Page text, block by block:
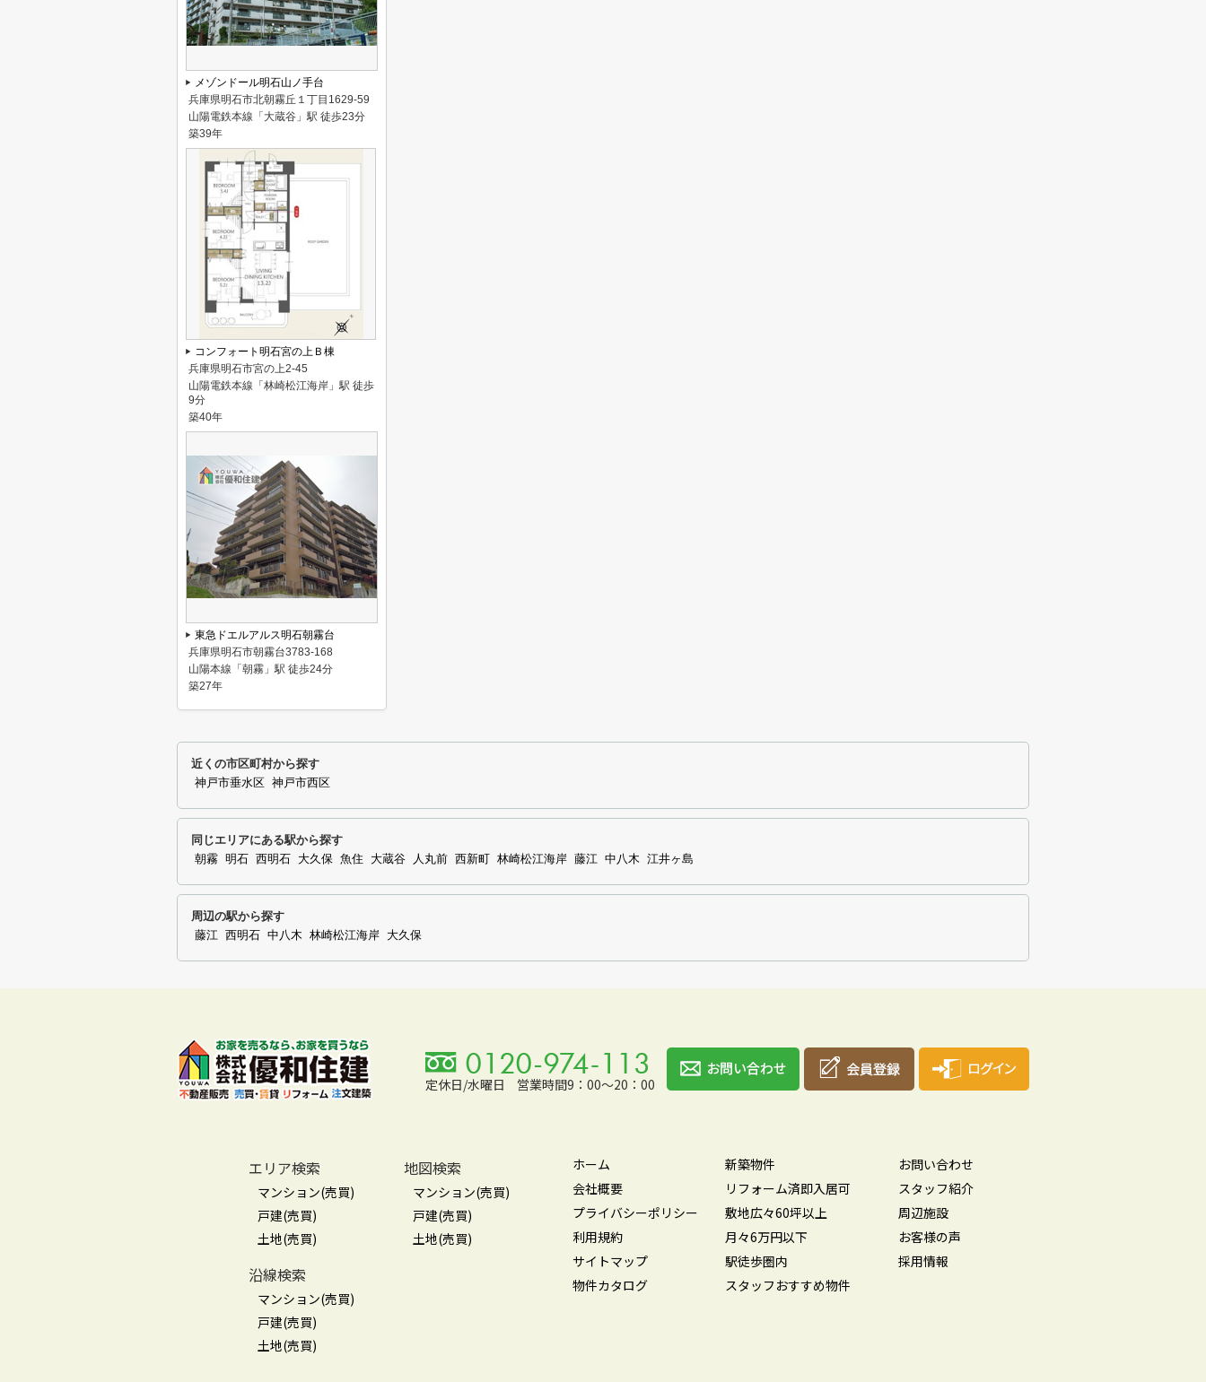
メゾンドール明石山ノ手台
兵庫県明石市北朝霧丘１丁目1629-59
山陽電鉄本線「大蔵谷」駅 徒歩23分
築39年
コンフォート明石宮の上Ｂ棟
兵庫県明石市宮の上2-45
山陽電鉄本線「林崎松江海岸」駅 徒歩
9分
築40年
東急ドエルアルス明石朝霧台
兵庫県明石市朝霧台3783-168
山陽本線「朝霧」駅 徒歩24分
築27年
近くの市区町村から探す
神戸市垂水区 神戸市西区
同じエリアにある駅から探す
朝霧 明石 西明石 大久保 魚住 大蔵谷 人丸前 西新町 林崎松江海岸 藤江 中八木 江井ヶ島
周辺の駅から探す
藤江 西明石 中八木 林崎松江海岸 大久保
定休日/水曜日 営業時間9：00～20：00
エリア検索
マンション(売買)
戸建(売買)
土地(売買)
沿線検索
マンション(売買)
戸建(売買)
土地(売買)
地図検索
マンション(売買)
戸建(売買)
土地(売買)
ホーム
会社概要
プライバシーポリシー
利用規約
サイトマップ
物件カタログ
新築物件
リフォーム済即入居可
敷地広々60坪以上
月々6万円以下
駅徒歩圏内
スタッフおすすめ物件
お問い合わせ
スタッフ紹介
周辺施設
お客様の声
採用情報